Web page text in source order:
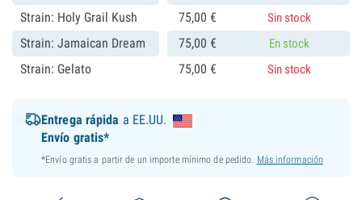
Strain: Holy Grail Kush 75,00 € Sin stock
Strain: Jamaican Dream 75,00 € En stock
Strain: Gelato 75,00 € Sin stock
Entrega rápida a EE.UU.
Envío gratis*
*Envío gratis a partir de un importe mínimo de pedido. Más información